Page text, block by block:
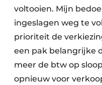
voltooien. Mijn
ingeslagen weg te
prioriteit de
een pak belangrijke
meer de btw op
opnieuw voor